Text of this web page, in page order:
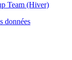
Team (Hiver)
données